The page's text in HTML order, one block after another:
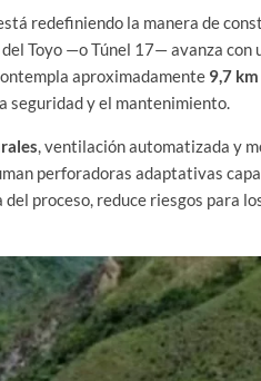
redefiniendo la manera de
Toyo —o Túnel 17— avanza
aproximadamente 9,7
seguridad y el mantenimiento.
, ventilación automatizada y
perforadoras adaptativas
proceso, reduce riesgos para